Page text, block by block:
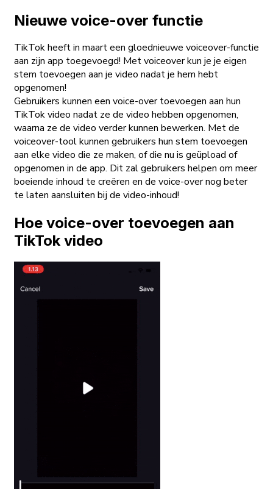
Nieuwe voice-over functie
TikTok heeft in maart een gloednieuwe voiceover-functie
aan zijn app toegevoegd! Met voiceover kun je je eigen
stem toevoegen aan je video nadat je hem hebt
opgenomen!
Gebruikers kunnen een voice-over toevoegen aan hun
TikTok video nadat ze de video hebben opgenomen,
waarna ze de video verder kunnen bewerken. Met de
voiceover-tool kunnen gebruikers hun stem toevoegen
aan elke video die ze maken, of die nu is geüpload of
opgenomen in de app. Dit zal gebruikers helpen om meer
boeiende inhoud te creëren en de voice-over nog beter
te laten aansluiten bij de video-inhoud!
Hoe voice-over toevoegen aan
TikTok video